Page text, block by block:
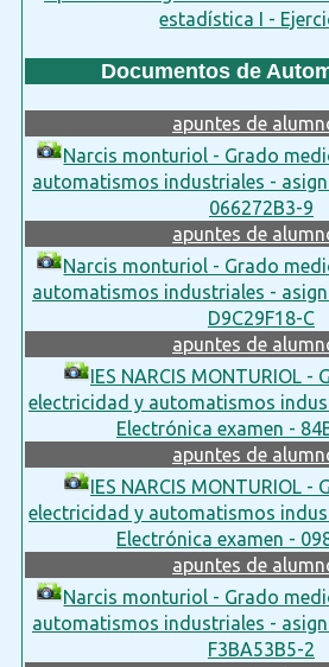
estadística I -
Documentos de
apuntes de
Narcis monturiol - Grado
automatismos industriales -
066272B3-9
apuntes de
Narcis monturiol - Grado
automatismos industriales -
D9C29F18-C
apuntes de
IES NARCIS MONTURIOL -
electricidad y automatismos
Electrónica examen -
apuntes de
IES NARCIS MONTURIOL -
electricidad y automatismos
Electrónica examen -
apuntes de
Narcis monturiol - Grado
automatismos industriales -
F3BA53B5-2